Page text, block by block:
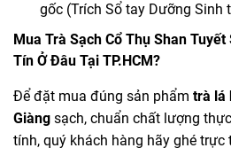
gốc (Trích Sổ tay Dưỡng Sinh
Mua Trà Sạch Cổ Thụ Shan
Tín Ở Đâu Tại TP.HCM?
Để đặt mua đúng sản phẩm trà lá
Giàng sạch, chuẩn chất lượng
tính, quý khách hàng hãy ghé